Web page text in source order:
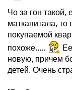
Чо за гон такой,
маткапитала, то
покупаемой
похоже.....
новую, причем
детей. Очень